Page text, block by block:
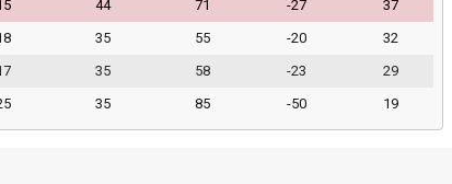
44 71 -27
37
35 55 -20
32
35 58 -23
29
35 85 -50 19